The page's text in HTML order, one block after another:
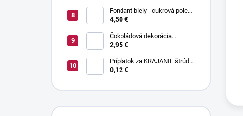
Fondant biely - cukrová poleva
800 g
4,50 €
Čokoládová dekorácia
pruhované paličky TWISTER
2,95 €
Príplatok za KRÁJANIE štrúdle
(1 ks) - zvoľte len pri osobnom
0,12 €